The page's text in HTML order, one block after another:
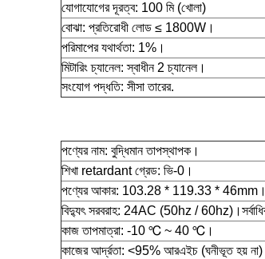
যোগাযোগের দূরত্ব: 100 মি (খোলা)
বোঝা: প্রতিরোধী লোড ≤ 1800W।
পরিমাপের যথার্থতা: 1%।
মিটারিং চ্যানেল: স্বাধীন 2 চ্যানেল।
সংযোগ পদ্ধতি: সীসা তারের.
পণ্যের নাম: বুদ্ধিমান তাপস্থাপক।
শিখা retardant গ্রেড: ভি-0।
পণ্যের আকার: 103.28 * 119.33 * 46mm।
বিদ্যুৎ সরবরাহ: 24AC (50hz / 60hz)।
কাজ তাপমাত্রা: -10 ℃ ~ 40 ℃।
কাজের আর্দ্রতা: <95% আরএইচ (ঘনীভূত হয়